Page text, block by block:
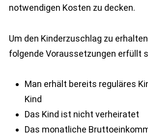
notwendigen Kosten zu decken.
Um den Kinderzuschlag zu
folgende Voraussetzungen erfüllt
Man erhält bereits reguläres
Kind
Das Kind ist nicht verheiratet
Das monatliche